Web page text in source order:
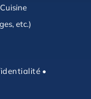
etc.)
•